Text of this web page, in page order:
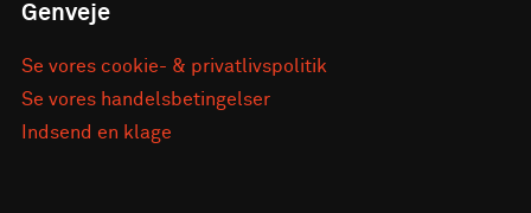
Genveje
Se vores cookie- & privatlivspolitik
Se vores handelsbetingelser
Indsend en klage